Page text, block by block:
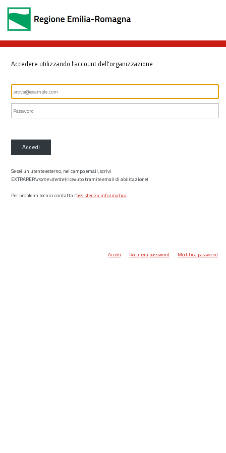
Accedere utilizzando l'account dell'organizzazione
Accedi
Se sei un utente esterno, nel campo email, scrivi
EXTRARER\nome utente(ricevuto tramite email di abilitazione)
Per problemi tecnici contatta l’assistenza informatica.
Accedi Recupera password Modifica password